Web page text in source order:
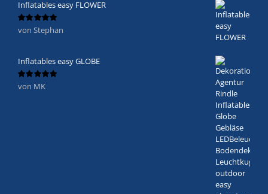
Inflatables easy FLOWER
Bewertet
von 5
von Stephan
Inflatables easy GLOBE
Bewertet
von MK